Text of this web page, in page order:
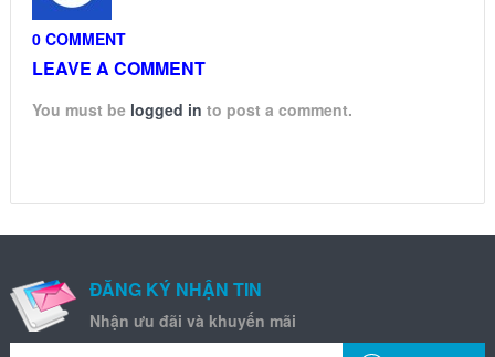
0 COMMENT
LEAVE A COMMENT
You must be logged in to post a comment.
ĐĂNG KÝ NHẬN TIN
Nhận ưu đãi và khuyến mãi